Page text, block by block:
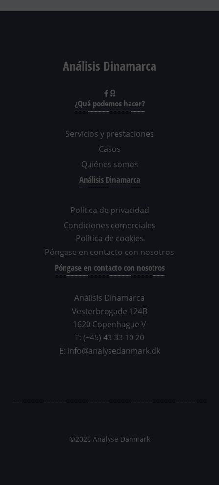
Análisis Dinamarca
¿Qué podemos hacer?
Servicios y prestaciones
Casos
Quiénes somos
Análisis Dinamarca
Política de privacidad
Condiciones comerciales
Política de cookies
Póngase en contacto con nosotros
Póngase en contacto con nosotros
Análisis Dinamarca
Vesterbrogade 124B
1620 Copenhague V
T: (+45) 43 33 10 20
E: info@analysedanmark.dk
©2026 Analyse Danmark